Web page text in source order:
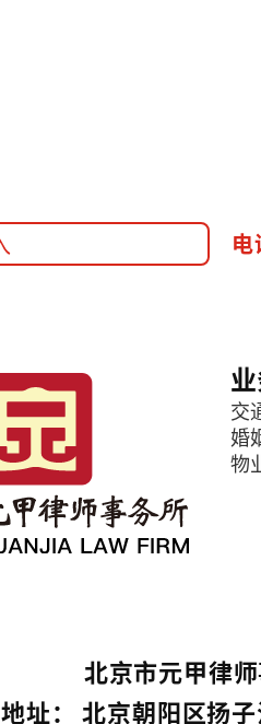
电
交
婚
物
北京市元甲律
地址： 北京朝阳区扬